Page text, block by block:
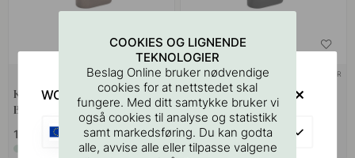
+ FARGER
Knott T Vibe Grip - Mørk
Bronse
199 kr
1 + FARGER
Knott T Vibe Plain - Matt Sort
159 kr
På lager
COOKIES OG LIGNENDE
TEKNOLOGIER
Beslag Online bruker nødvendige
cookies for at nettstedet skal
fungere. Med ditt samtykke bruker vi
også cookies til analyse og statistikk
samt markedsføring. Du kan godta
alle, avvise alle eller tilpasse valgene
WOULD YOU RATHER VISIT?
EU